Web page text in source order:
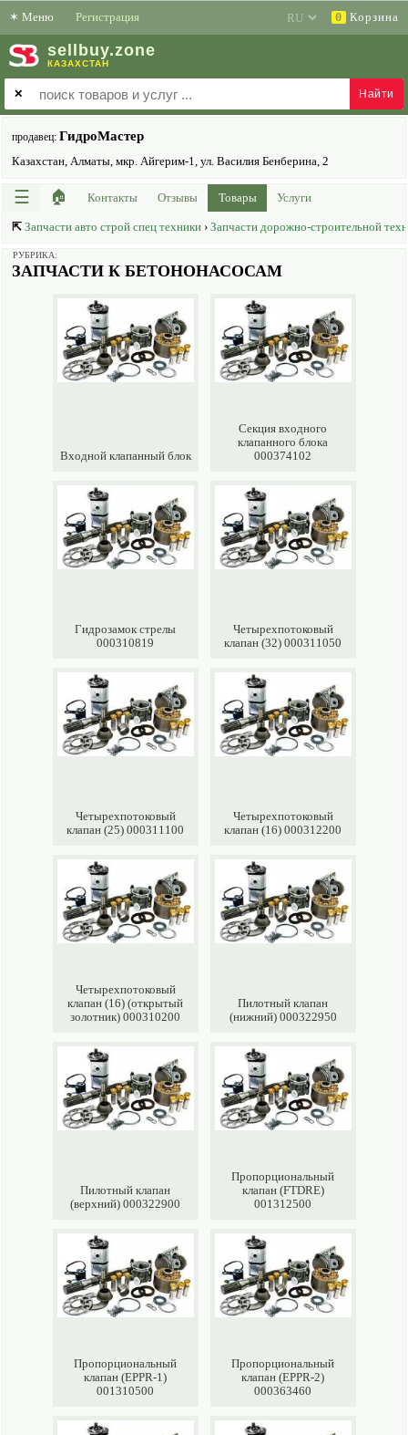
✶ Меню Регистрация 0 Корзина
sell buy.zone
КАЗАХСТАН
✕
продавец: ГидроМастер
Казахстан, Алматы, мкр. Айгерим-1, ул. Василия Бенберина, 2
☰ 🏠 Контакты Отзывы Товары Услуги
⇱ Запчасти авто строй спец техники › Запчасти дорожно-строительной
РУБРИКА:
ЗАПЧАСТИ К БЕТОНОНАСОСАМ
Входной клапанный блок
Секция входного
клапанного блока
000374102
Гидрозамок стрелы
000310819
Четырехпотоковый
клапан (32) 000311050
Четырехпотоковый
клапан (25) 000311100
Четырехпотоковый
клапан (16) 000312200
Четырехпотоковый
клапан (16) (открытый
золотник) 000310200
Пилотный клапан
(нижний) 000322950
Пилотный клапан
(верхний) 000322900
Пропорциональный
клапан (FTDRE)
001312500
Пропорциональный
клапан (EPPR-1)
001310500
Пропорциональный
клапан (EPPR-2)
000363460